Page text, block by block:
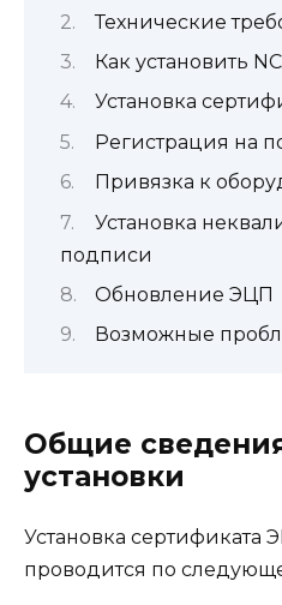
Технические
Как установить
Установка
Регистрация на
Привязка к
Установка
подписи
Обновление ЭЦП
Возможные
Общие
установки
Установка сертификата
проводится по